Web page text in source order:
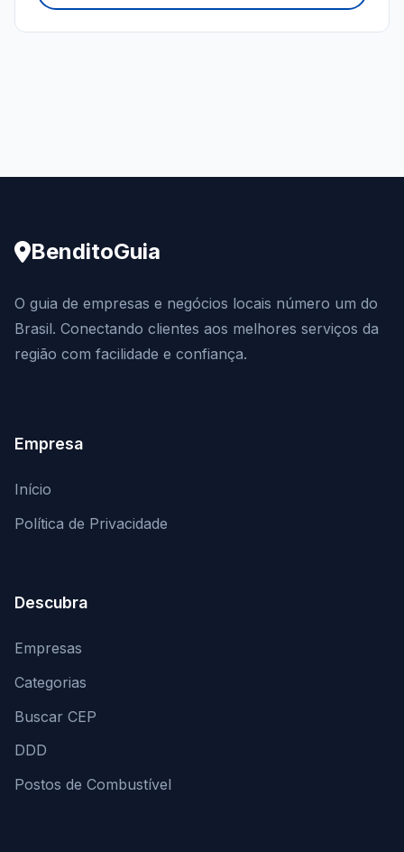
BenditoGuia
O guia de empresas e negócios locais número um do
Brasil. Conectando clientes aos melhores serviços da
região com facilidade e confiança.
Empresa
Início
Política de Privacidade
Descubra
Empresas
Categorias
Buscar CEP
DDD
Postos de Combustível